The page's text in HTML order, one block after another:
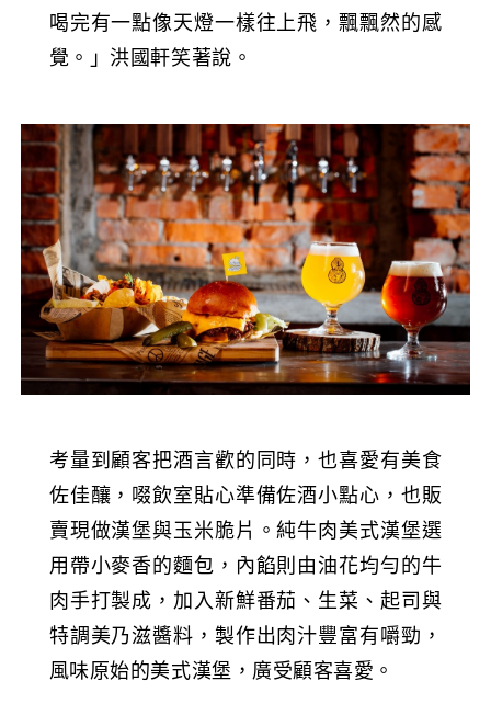
喝完有一點像天燈一樣往上飛，飄飄然的感
覺。」洪國軒笑著說。
考量到顧客把酒言歡的同時，也喜愛有美食
佐佳釀，啜飲室貼心準備佐酒小點心，也販
賣現做漢堡與玉米脆片。純牛肉美式漢堡選
用帶小麥香的麵包，內餡則由油花均勻的牛
肉手打製成，加入新鮮番茄、生菜、起司與
特調美乃滋醬料，製作出肉汁豐富有嚼勁，
風味原始的美式漢堡，廣受顧客喜愛。